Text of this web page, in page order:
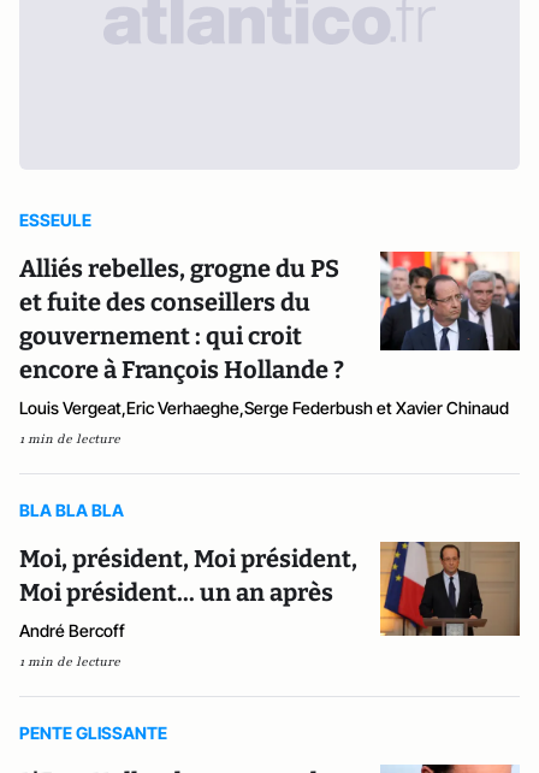
ESSEULE
Alliés rebelles, grogne du PS
et fuite des conseillers du
gouvernement : qui croit
encore à François Hollande ?
Louis Vergeat,Eric Verhaeghe,Serge Federbush et Xavier Chinaud
1 min de lecture
BLA BLA BLA
Moi, président, Moi président,
Moi président... un an après
André Bercoff
1 min de lecture
PENTE GLISSANTE